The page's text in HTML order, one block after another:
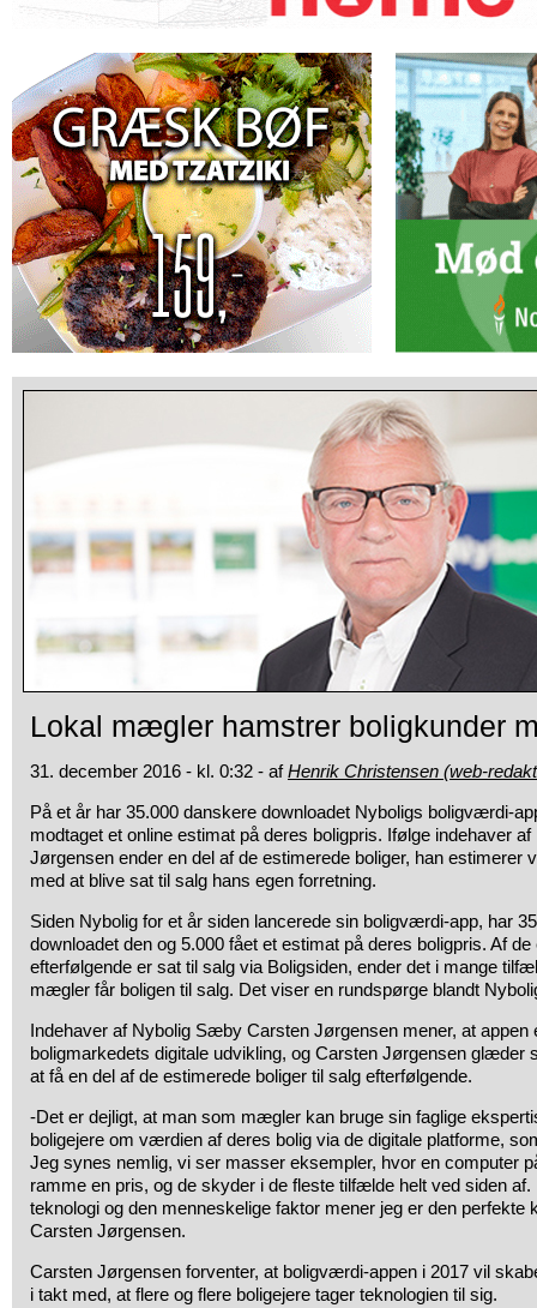
Lokal mægler hamstrer boligkunder
31. december 2016 - kl. 0:32 - afHenrik Christensen (web-
På et år har 35.000 danskere downloadet Nyboligs boligværdi-
modtaget et online estimat på deres boligpris. Ifølge indehaver
Jørgensen ender en del af de estimerede boliger, han estimerer
med at blive sat til salg hans egen forretning.
Siden Nybolig for et år siden lancerede sin boligværdi-app, har
downloadet den og 5.000 fået et estimat på deres boligpris. Af
efterfølgende er sat til salg via Boligsiden, ender det i mange
mægler får boligen til salg. Det viser en rundspørge blandt
Indehaver af Nybolig Sæby Carsten Jørgensen mener, at appen
boligmarkedets digitale udvikling, og Carsten Jørgensen glæder
at få en del af de estimerede boliger til salg efterfølgende.
-Det er dejligt, at man som mægler kan bruge sin faglige
boligejere om værdien af deres bolig via de digitale platforme,
Jeg synes nemlig, vi ser masser eksempler, hvor en computer
ramme en pris, og de skyder i de fleste tilfælde helt ved siden af.
teknologi og den menneskelige faktor mener jeg er den perfekte
Carsten Jørgensen.
Carsten Jørgensen forventer, at boligværdi-appen i 2017 vil
i takt med, at flere og flere boligejere tager teknologien til sig.